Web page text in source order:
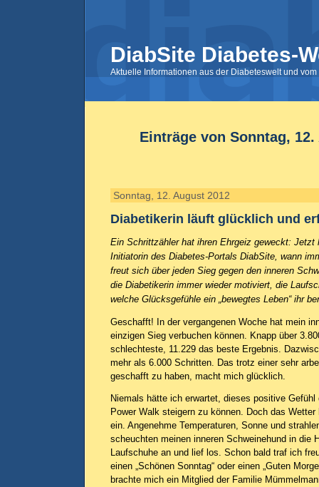
DiabSite Diabetes-
Aktuelle Informationen aus der Diabeteswelt und
Einträge von Sonntag, 12.
Sonntag, 12. August 2012
Diabetikerin läuft glücklich und
Ein Schrittzähler hat ihren Ehrgeiz geweckt: Jetzt
Initiatorin des Diabetes-Portals DiabSite, wann
freut sich über jeden Sieg gegen den inneren
die Diabetikerin immer wieder motiviert, die
welche Glücksgefühle ein „bewegtes Leben“ ihr
Geschafft! In der vergangenen Woche hat mein
einzigen Sieg verbuchen können. Knapp über
schlechteste, 11.229 das beste Ergebnis.
mehr als 6.000 Schritten. Das trotz einer sehr
geschafft zu haben, macht mich glücklich.
Niemals hätte ich erwartet, dieses positive Gefühl
Power Walk steigern zu können. Doch das
ein. Angenehme Temperaturen, Sonne und
scheuchten meinen inneren Schweinehund in die
Laufschuhe an und lief los. Schon bald traf ich
einen „Schönen Sonntag“ oder einen „Guten
brachte mich ein Mitglied der Familie